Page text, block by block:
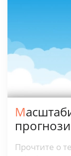
Масштабируемое
Прочтите о